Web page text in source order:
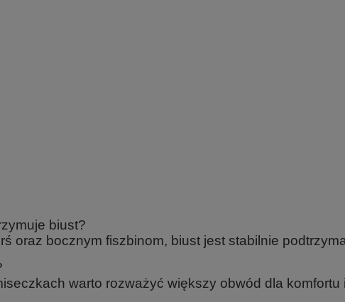
biust?
oraz bocznym fiszbinom, biust jest stabilnie
warto rozważyć większy obwód dla komfortu